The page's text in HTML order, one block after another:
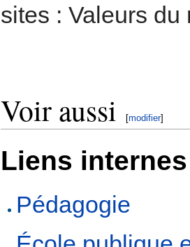
sites : Valeurs
Voir aussi [modifier]
Liens internes
Pédagogie